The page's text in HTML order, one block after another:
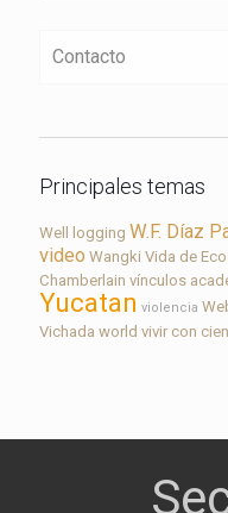
Contacto
Principales temas
Well logging W.F. Díaz
video Wangki Vida de
Chamberlain vínculos
Yucatan violencia
Vichada world vivir con